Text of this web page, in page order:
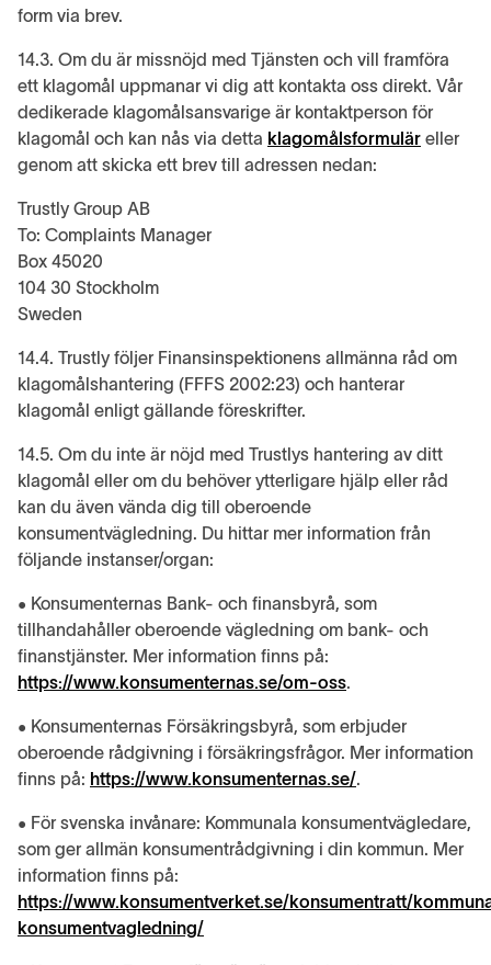
form via brev.
14.3. Om du är missnöjd med Tjänsten och vill framföra
ett klagomål uppmanar vi dig att kontakta oss direkt. Vår
dedikerade klagomålsansvarige är kontaktperson för
klagomål och kan nås via detta klagomålsformulär eller
genom att skicka ett brev till adressen nedan:
Trustly Group AB
To: Complaints Manager
Box 45020
104 30 Stockholm
Sweden
14.4. Trustly följer Finansinspektionens allmänna råd om
klagomålshantering (FFFS 2002:23) och hanterar
klagomål enligt gällande föreskrifter.
14.5. Om du inte är nöjd med Trustlys hantering av ditt
klagomål eller om du behöver ytterligare hjälp eller råd
kan du även vända dig till oberoende
konsumentvägledning. Du hittar mer information från
följande instanser/organ:
• Konsumenternas Bank- och finansbyrå, som
tillhandahåller oberoende vägledning om bank- och
finanstjänster. Mer information finns på:
https://www.konsumenternas.se/om-oss.
• Konsumenternas Försäkringsbyrå, som erbjuder
oberoende rådgivning i försäkringsfrågor. Mer information
finns på: https://www.konsumenternas.se/.
• För svenska invånare: Kommunala konsumentvägledare,
som ger allmän konsumentrådgivning i din kommun. Mer
information finns på:
https://www.konsumentverket.se/konsumentratt/
konsumentvagledning/